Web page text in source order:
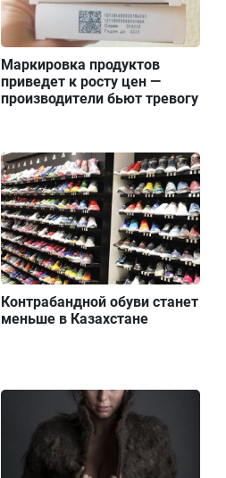
Маркировка продуктов
приведет к росту цен —
производители бьют тревогу
Контрабандной обуви станет
меньше в Казахстане